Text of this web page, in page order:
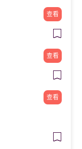
查看
查看
查看